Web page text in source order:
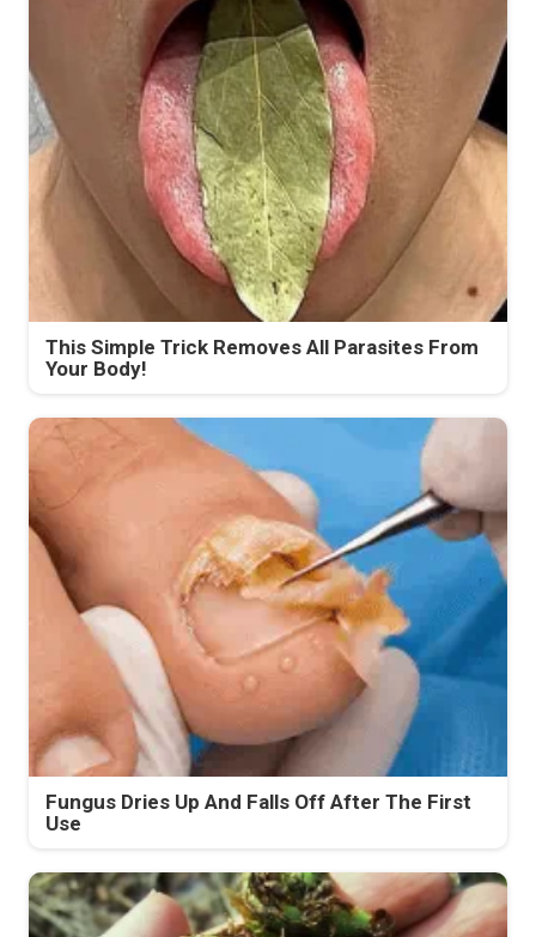
This Simple Trick Removes All Parasites From
Your Body!
Fungus Dries Up And Falls Off After The First
Use